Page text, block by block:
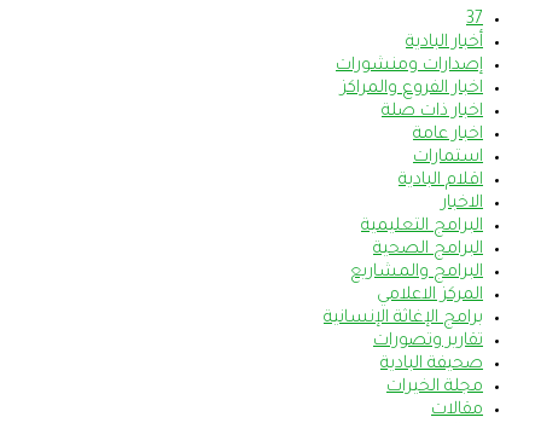
37
أخبار البادية
إصدارات ومنشورات
اخبار الفروع والمراكز
اخبار ذات صلة
اخبار عامة
استمارات
اقلام البادية
الاخبار
البرامج التعليمية
البرامج الصحية
البرامج والمشاريع
المركز الاعلامي
برامج الإغاثة الإنسانية
تقارير وتصورات
صحيفة البادية
مجلة الخيرات
مقالات